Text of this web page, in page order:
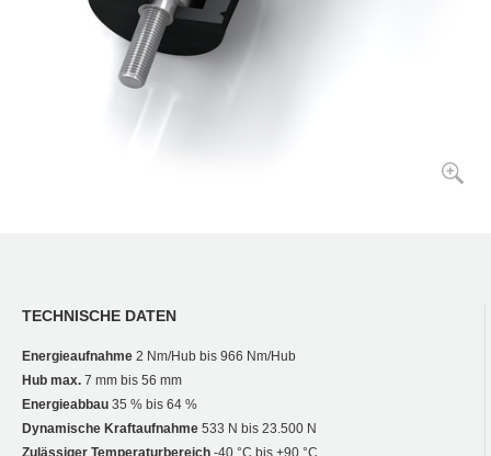
TECHNISCHE DATEN
Energieaufnahme 2 Nm/Hub bis 966 Nm/Hub
Hub max. 7 mm bis 56 mm
Energieabbau 35 % bis 64 %
Dynamische Kraftaufnahme 533 N bis 23.500 N
Zulässiger Temperaturbereich -40 °C bis +90 °C